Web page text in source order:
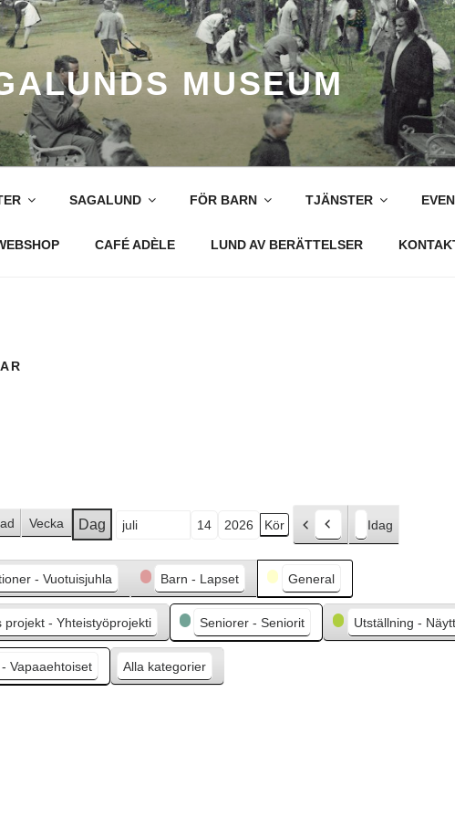
MUSEUM
SAGALUND FÖR BARN TJÄNSTER
CAFÉ ADÈLE LUND AV BERÄTTELSER
Vecka Dag
Månad
Dag
År
F
r
e
å
Idag
- Vuotuisjuhla Barn - Lapset General
projekt - Yhteistyöprojekti Seniorer - Seniorit Utställning -
Vapaaehtoiset Alla kategorier